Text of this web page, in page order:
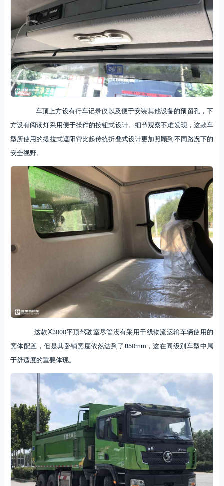
车顶上方设有行车记录仪以及便于安装其他设备的预留孔，下
方设有阅读灯采用便于操作的按钮式设计。细节观察不难发现，这款车
型所使用的提拉式遮阳帘比起传统折叠式设计更加照顾到不同路况下的
安全视野。
这款X3000平顶驾驶室尽管没有采用干线物流运输车辆使用的
宽体配置，但是其卧铺宽度依然达到了850mm，这在同级别车型中属
于舒适度的重要体现。